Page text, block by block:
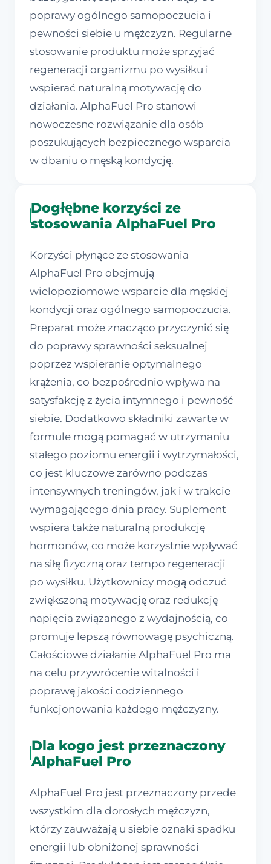
poprawy ogólnego samopoczucia i
pewności siebie u mężczyzn. Regularne
stosowanie produktu może sprzyjać
regeneracji organizmu po wysiłku i
wspierać naturalną motywację do
działania. AlphaFuel Pro stanowi
nowoczesne rozwiązanie dla osób
poszukujących bezpiecznego wsparcia
w dbaniu o męską kondycję.
Dogłębne korzyści ze
stosowania AlphaFuel Pro
Korzyści płynące ze stosowania
AlphaFuel Pro obejmują
wielopoziomowe wsparcie dla męskiej
kondycji oraz ogólnego samopoczucia.
Preparat może znacząco przyczynić się
do poprawy sprawności seksualnej
poprzez wspieranie optymalnego
krążenia, co bezpośrednio wpływa na
satysfakcję z życia intymnego i pewność
siebie. Dodatkowo składniki zawarte w
formule mogą pomagać w utrzymaniu
stałego poziomu energii i wytrzymałości,
co jest kluczowe zarówno podczas
intensywnych treningów, jak i w trakcie
wymagającego dnia pracy. Suplement
wspiera także naturalną produkcję
hormonów, co może korzystnie wpływać
na siłę fizyczną oraz tempo regeneracji
po wysiłku. Użytkownicy mogą odczuć
zwiększoną motywację oraz redukcję
napięcia związanego z wydajnością, co
promuje lepszą równowagę psychiczną.
Całościowe działanie AlphaFuel Pro ma
na celu przywrócenie witalności i
poprawę jakości codziennego
funkcjonowania każdego mężczyzny.
Dla kogo jest przeznaczony
AlphaFuel Pro
AlphaFuel Pro jest przeznaczony przede
wszystkim dla dorosłych mężczyzn,
którzy zauważają u siebie oznaki spadku
energii lub obniżonej sprawności